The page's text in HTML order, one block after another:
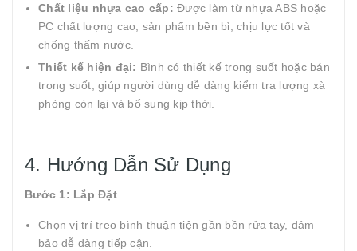
Chất liệu nhựa cao cấp: Được làm từ nhựa ABS hoặc
PC chất lượng cao, sản phẩm bền bỉ, chịu lực tốt và
chống thấm nước.
Thiết kế hiện đại: Bình có thiết kế trong suốt hoặc bán
trong suốt, giúp người dùng dễ dàng kiểm tra lượng xà
phòng còn lại và bổ sung kịp thời.
4. Hướng Dẫn Sử Dụng
Bước 1: Lắp Đặt
Chọn vị trí treo bình thuận tiện gần bồn rửa tay, đảm
bảo dễ dàng tiếp cận.